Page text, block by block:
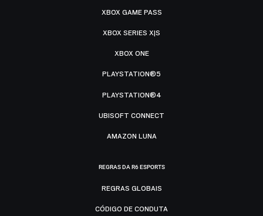
XBOX GAME PASS
XBOX SERIES X|S
XBOX ONE
PLAYSTATION®5
PLAYSTATION®4
UBISOFT CONNECT
AMAZON LUNA
REGRAS DA R6 ESPORTS
REGRAS GLOBAIS
CÓDIGO DE CONDUTA